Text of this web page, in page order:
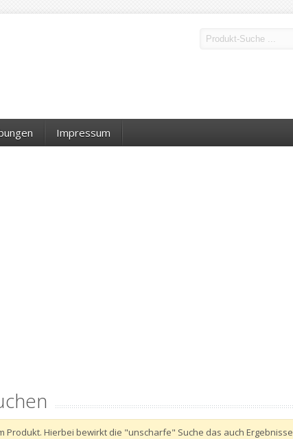
Impressum
Hierbei bewirkt die "unscharfe" Suche das auch Ergebnisse